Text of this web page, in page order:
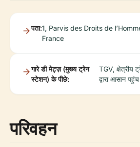
पता:1, Parvis des Droits de
France
गारे डी मेट्ज़ (मुख्य ट्रेन
स्टेशन) के पीछे:
TGV, क्षेत्रीय
द्वारा आसान
परिवहन